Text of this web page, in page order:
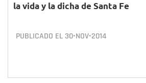
la vida y la dicha de Santa Fe
PUBLICADO EL 30•NOV•2014